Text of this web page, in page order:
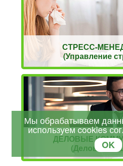
СТРЕСС-
(Управление
ДЕЛОВЫЕ
(Деловое
Мы обрабатываем
используем cookies
OK